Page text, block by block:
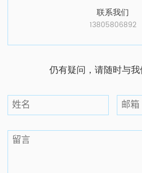
联系我们
13805806892
仍有疑问，请随时与我